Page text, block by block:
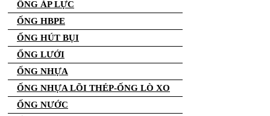
ỐNG ÁP LỰC
ỐNG HBPE
ỐNG HÚT BỤI
ỐNG LƯỚI
ỐNG NHỰA
ỐNG NHỰA LÕI THÉP-ỐNG LÒ XO
ỐNG NƯỚC